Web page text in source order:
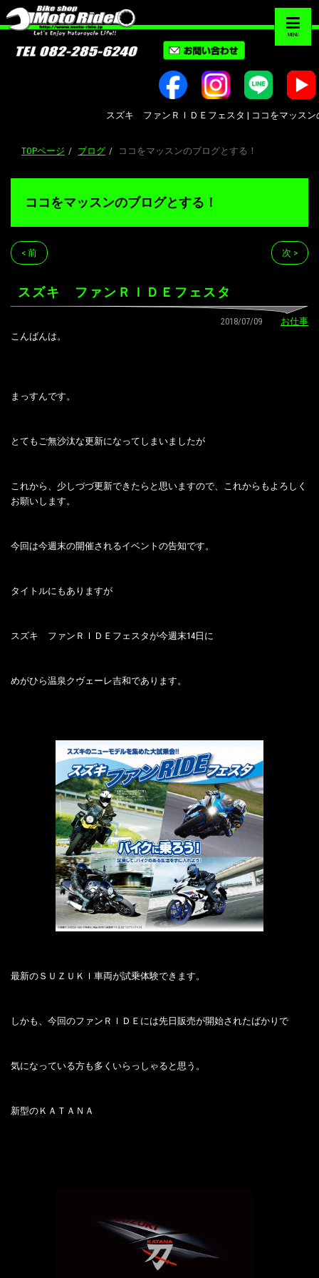
MENU
スズキ ファンＲＩＤＥフェスタ | ココをマッスンの
TOPページ ブログ ココをマッスンのブログとする！
ココをマッスンのブログとする！
< 前 次 >
スズキ ファンＲＩＤＥフェスタ
2018/07/09 お仕事
こんばんは。
まっすんです。
とてもご無沙汰な更新になってしまいましたが
これから、少しづづ更新できたらと思いますので、これからもよろしく
お願いします。
今回は今週末の開催されるイベントの告知です。
タイトルにもありますが
スズキ ファンＲＩＤＥフェスタが今週末14日に
めがひら温泉クヴェーレ吉和であります。
最新のＳＵＺＵＫＩ車両が試乗体験できます。
しかも、今回のファンＲＩＤＥには先日販売が開始されたばかりで
気になっている方も多くいらっしゃると思う。
新型のＫＡＴＡＮＡ